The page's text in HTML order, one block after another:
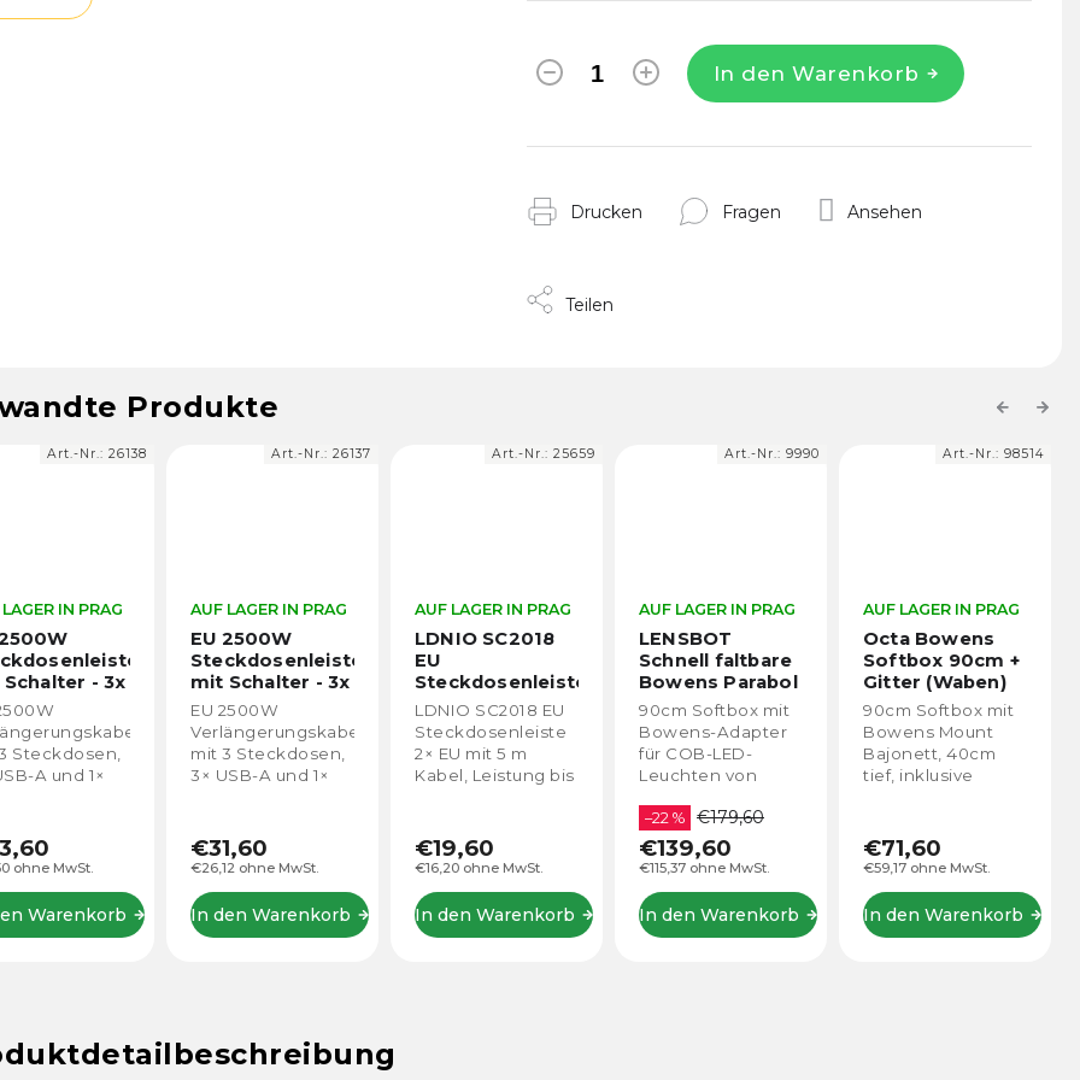
In den Warenkorb
Drucken Fragen Ansehen
Teilen
Produkte Previous
- 3x
3x
A, 1x USB-C
IN PRAG
ohne MwSt.
Warenkorb
Steckdosen,
A und 1×
mehrerer
oder am...
Art.-Nr.: 26138
EU 2500W
Steckdosenleiste
mit Schalter - 3x
Steckdose, 3x
USB-A, 1x USB-C
(10 m)
AUF LAGER IN PRAG
€26,12 ohne MwSt.
€31,60
In den Warenkorb
EU 2500W
Verlängerungskabel
mit 3 Steckdosen,
3× USB-A und 1×
und gleichzeitiges
Aufladen mehrerer
im Büro oder am...
Art.-Nr.: 26137
LDNIO SC2018
EU
Steckdosenleiste
2x
AUF LAGER IN PRAG
€16,20 ohne MwSt.
€19,60
In den Warenkorb
LDNIO SC2018 EU
Steckdosenleiste
2× EU mit 5 m
Kabel, Leistung bis
Dreifache PVC-
Isolierung,
Material und
Mehrschutzebenen
Art.-Nr.: 25659
LENSBOT
Schnell faltbare
Bowens Parabol
Softbox 90cm +
Wabengitter
AUF LAGER IN PRAG
€115,37 ohne MwSt.
–22 % €179,60
€139,60
In den Warenkorb
90cm Softbox mit
Bowens-Adapter
für COB-LED-
Leuchten von
Lensbot, Amaran,
Weeylite,
Redhead, Godox
Herstellern mit
Bowens-Bajonett.
Art.-Nr.: 9990
Octa Bowens
Softbox 90cm +
Gitter (Waben)
AUF LAGER IN PRAG
€59,17 ohne MwSt.
€71,60
In den Warenkorb
90cm Softbox mit
Bowens Mount
Bajonett, 40cm
tief, inklusive
Art.-Nr.: 98514
Next